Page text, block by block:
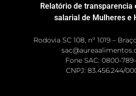
Rodovia SC 108, nº 1019 –
Fone SAC: 0800-
CNPJ: 83.456.244/
Relatório de transparencia
salarial de Mulheres e